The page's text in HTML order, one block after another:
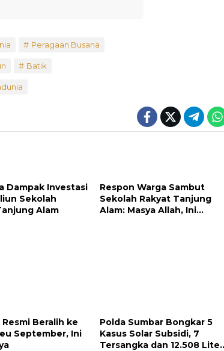
Peragaan Busana
Batik
Dampak Investasi
Sekolah
Alam
Respon Warga Sambut
Sekolah Rakyat Tanjung
Alam: Masya Allah, Ini
Beralih ke
September, Ini
Polda Sumbar Bongkar 5
Kasus Solar Subsidi, 7
Tersangka dan 12.508 Liter